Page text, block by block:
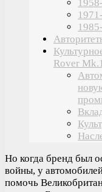
Rover
Но когда бренд был
войны, у
помочь